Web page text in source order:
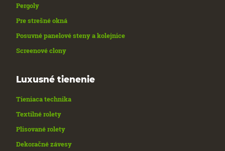
Pergoly
Pre strešné okná
Posuvné panelové steny a kolejnice
Screenové clony
Luxusné tienenie
Tieniaca technika
Textilné rolety
Plisované rolety
Dekoračné závesy